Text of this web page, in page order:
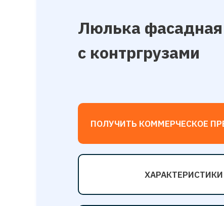
ХАРАКТЕРИСТИКИ
ПОЛУЧИТЬ КОММЕРЧЕСКОЕ
Люлька фасадная
с контргрузами